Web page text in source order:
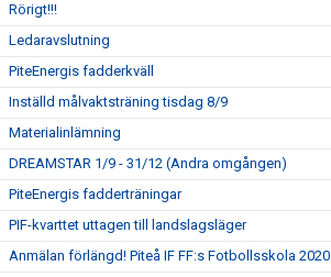
Rörigt!!!
Ledaravslutning
PiteEnergis fadderkväll
Inställd målvaktsträning tisdag 8/9
Materialinlämning
DREAMSTAR 1/9 - 31/12 (Andra omgången)
PiteEnergis fadderträningar
PIF-kvarttet uttagen till landslagsläger
Anmälan förlängd! Piteå IF FF:s Fotbollsskola 2020